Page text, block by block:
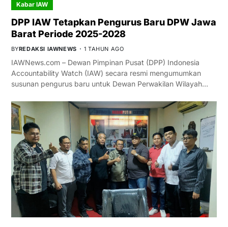
Kabar IAW
DPP IAW Tetapkan Pengurus Baru DPW Jawa
Barat Periode 2025-2028
BYREDAKSI IAWNEWS 1 TAHUN AGO
IAWNews.com – Dewan Pimpinan Pusat (DPP) Indonesia
Accountability Watch (IAW) secara resmi mengumumkan
susunan pengurus baru untuk Dewan Perwakilan Wilayah…